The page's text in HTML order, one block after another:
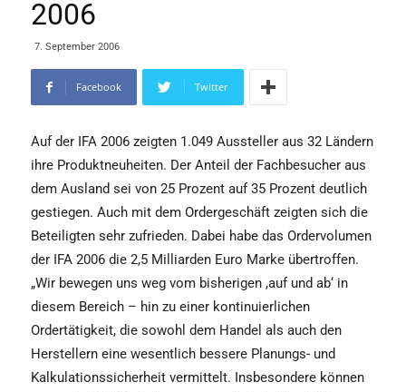
2006
7. September 2006
Facebook Twitter
Auf der IFA 2006 zeigten 1.049 Aussteller aus 32 Ländern
ihre Produktneuheiten. Der Anteil der Fachbesucher aus
dem Ausland sei von 25 Prozent auf 35 Prozent deutlich
gestiegen. Auch mit dem Ordergeschäft zeigten sich die
Beteiligten sehr zufrieden. Dabei habe das Ordervolumen
der IFA 2006 die 2,5 Milliarden Euro Marke übertroffen.
„Wir bewegen uns weg vom bisherigen ,auf und ab‘ in
diesem Bereich – hin zu einer kontinuierlichen
Ordertätigkeit, die sowohl dem Handel als auch den
Herstellern eine wesentlich bessere Planungs- und
Kalkulationssicherheit vermittelt. Insbesondere können